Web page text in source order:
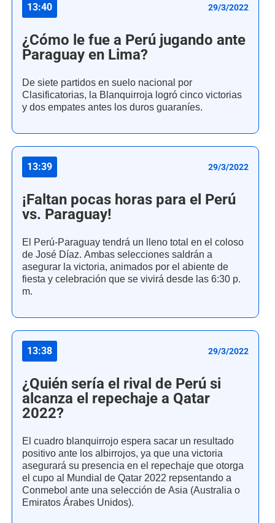
13:40 29/3/2022
¿Cómo le fue a Perú jugando ante
Paraguay en Lima?
De siete partidos en suelo nacional por
Clasificatorias, la Blanquirroja logró cinco victorias
y dos empates antes los duros guaraníes.
13:39 29/3/2022
¡Faltan pocas horas para el Perú
vs. Paraguay!
El Perú-Paraguay tendrá un lleno total en el coloso
de José Díaz. Ambas selecciones saldrán a
asegurar la victoria, animados por el abiente de
fiesta y celebración que se vivirá desde las 6:30 p.
m.
13:38 29/3/2022
¿Quién sería el rival de Perú si
alcanza el repechaje a Qatar
2022?
El cuadro blanquirrojo espera sacar un resultado
positivo ante los albirrojos, ya que una victoria
asegurará su presencia en el repechaje que otorga
el cupo al Mundial de Qatar 2022 repsentando a
Conmebol ante una selección de Asia (Australia o
Emiratos Árabes Unidos).